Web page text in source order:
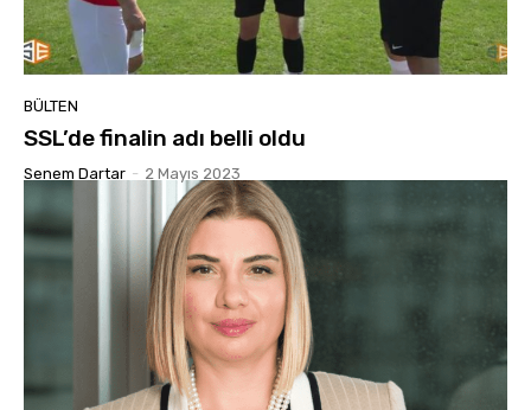
BÜLTEN
SSL’de finalin adı belli oldu
Senem Dartar - 2 Mayıs 2023